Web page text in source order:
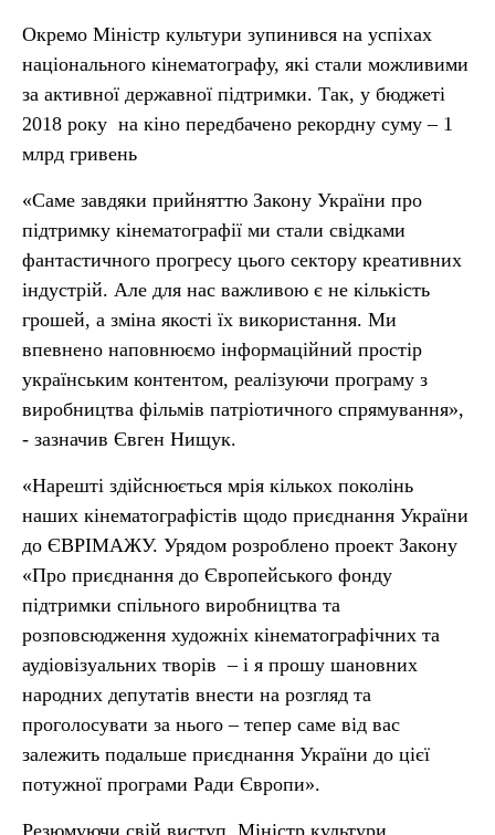
Окремо Міністр культури зупинився на успіхах
національного кінематографу, які стали можливими
за активної державної підтримки. Так, у бюджеті
2018 року на кіно передбачено рекордну суму – 1
млрд гривень
«Саме завдяки прийняттю Закону України про
підтримку кінематографії ми стали свідками
фантастичного прогресу цього сектору креативних
індустрій. Але для нас важливою є не кількість
грошей, а зміна якості їх використання. Ми
впевнено наповнюємо інформаційний простір
українським контентом, реалізуючи програму з
виробництва фільмів патріотичного спрямування»,
- зазначив Євген Нищук.
«Нарешті здійснюється мрія кількох поколінь
наших кінематографістів щодо приєднання України
до ЄВРІМАЖУ. Урядом розроблено проект Закону
«Про приєднання до Європейського фонду
підтримки спільного виробництва та
розповсюдження художніх кінематографічних та
аудіовізуальних творів – і я прошу шановних
народних депутатів внести на розгляд та
проголосувати за нього – тепер саме від вас
залежить подальше приєднання України до цієї
потужної програми Ради Європи».
Резюмуючи свій виступ, Міністр культури